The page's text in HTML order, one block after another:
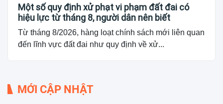
Một số quy định xử phạt vi phạm đất đai có
hiệu lực từ tháng 8, người dân nên biết
Từ tháng 8/2026, hàng loạt chính sách mới liên quan
đến lĩnh vực đất đai như quy định về xử...
MỚI CẬP NHẬT